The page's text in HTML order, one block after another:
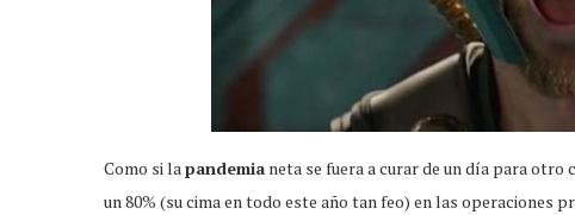
Como si lapandemia neta se fuera a curar de un día para otro
un 80% (su cima en todo este año tan feo) en las operaciones